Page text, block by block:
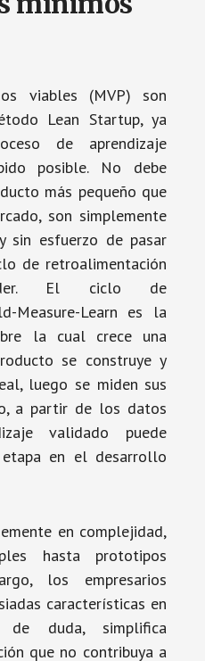
viables (MVP) son
Lean Startup, ya
de aprendizaje
posible. No debe
más pequeño que
son simplemente
sin esfuerzo de pasar
de retroalimentación
El ciclo de
Measure-Learn es la
la cual crece una
se construye y
luego se miden sus
a partir de los datos
validado puede
en el desarrollo
en complejidad,
hasta prototipos
los empresarios
características en
duda, simplifica
que no contribuya a